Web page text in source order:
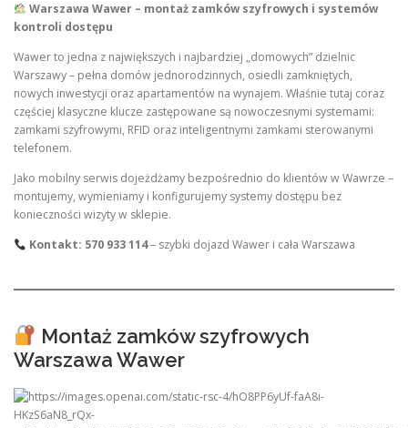
Warszawa Wawer – montaż zamków szyfrowych i systemów
kontroli dostępu
Wawer to jedna z największych i najbardziej „domowych” dzielnic
Warszawy – pełna domów jednorodzinnych, osiedli zamkniętych,
nowych inwestycji oraz apartamentów na wynajem. Właśnie tutaj coraz
częściej klasyczne klucze zastępowane są nowoczesnymi systemami:
zamkami szyfrowymi, RFID oraz inteligentnymi zamkami sterowanymi
telefonem.
Jako mobilny serwis dojeżdżamy bezpośrednio do klientów w Wawrze –
montujemy, wymieniamy i konfigurujemy systemy dostępu bez
konieczności wizyty w sklepie.
Kontakt: 570 933 114– szybki dojazd Wawer i cała Warszawa
Montaż zamków szyfrowych
Warszawa Wawer